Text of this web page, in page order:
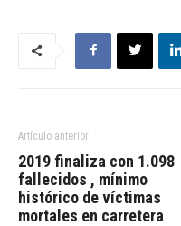
Artículo anterior
2019 finaliza con 1.098
fallecidos , mínimo
histórico de víctimas
mortales en carretera